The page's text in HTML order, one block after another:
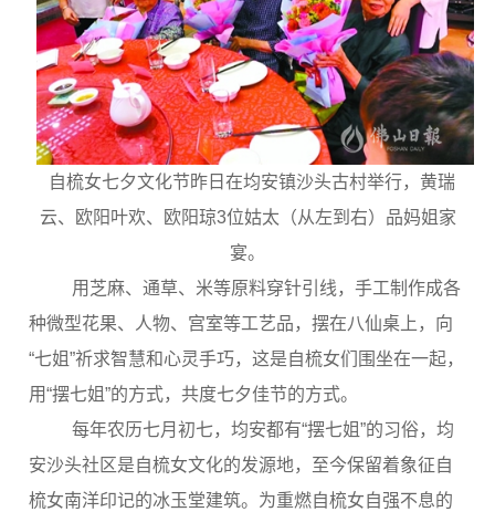
自梳女七夕文化节昨日在均安镇沙头古村举行，黄瑞
云、欧阳叶欢、欧阳琼3位姑太（从左到右）品妈姐家
宴。
用芝麻、通草、米等原料穿针引线，手工制作成各
种微型花果、人物、宫室等工艺品，摆在八仙桌上，向
“七姐”祈求智慧和心灵手巧，这是自梳女们围坐在一起，
用“摆七姐”的方式，共度七夕佳节的方式。
每年农历七月初七，均安都有“摆七姐”的习俗，均
安沙头社区是自梳女文化的发源地，至今保留着象征自
梳女南洋印记的冰玉堂建筑。为重燃自梳女自强不息的